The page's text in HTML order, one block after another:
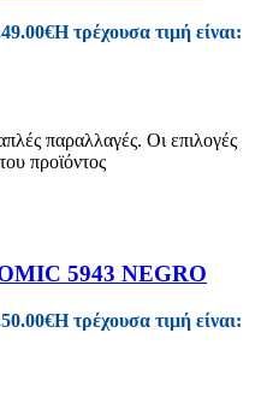
49.00€Η τρέχουσα τιμή είναι:
παραλλαγές. Οι επιλογές
προϊόντος
5943 NEGRO
50.00€Η τρέχουσα τιμή είναι: